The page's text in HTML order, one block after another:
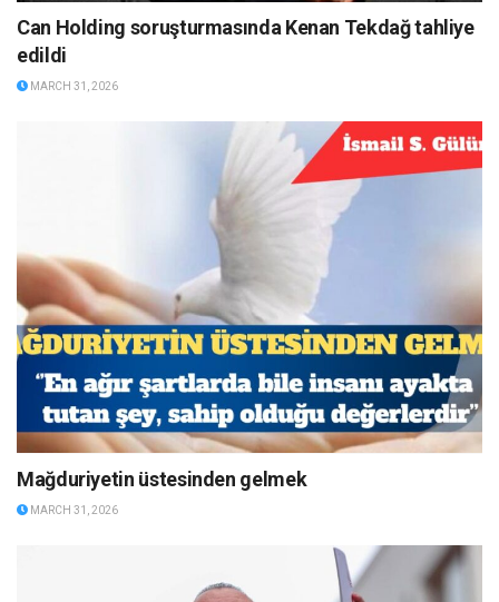
Can Holding soruşturmasında Kenan Tekdağ tahliye
edildi
MARCH 31, 2026
Mağduriyetin üstesinden gelmek
MARCH 31, 2026